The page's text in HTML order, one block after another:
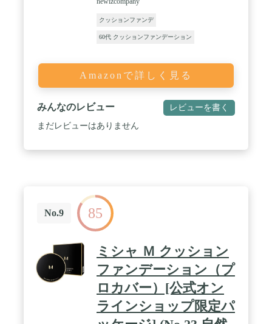
クッションファンデ
60代 クッションファンデーション
Amazonで詳しく見る
みんなのレビュー レビューを書く
まだレビューはありません
No.9 85
ミシャ Ｍ クッション
ファンデーション（プ
ロカバー）[公式オン
ラインショップ限定パ